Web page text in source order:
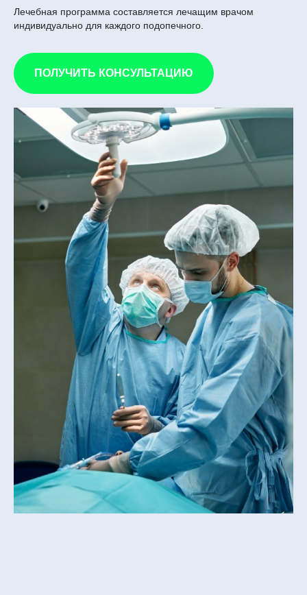
Лечебная программа составляется лечащим врачом
индивидуально для каждого подопечного.
ПОЛУЧИТЬ КОНСУЛЬТАЦИЮ